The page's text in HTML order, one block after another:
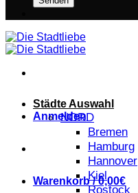
Anmelden
Warenkorb /0,00€
Städte Auswahl
NORD
Bremen
Hamburg
Hannover
Kiel
Rostock